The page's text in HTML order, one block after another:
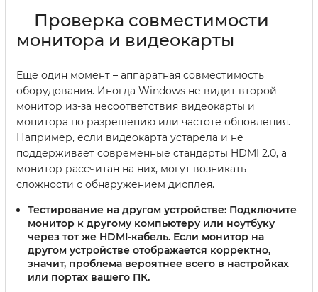
Проверка совместимости
монитора и видеокарты
Еще один момент – аппаратная совместимость
оборудования. Иногда Windows не видит второй
монитор из-за несоответствия видеокарты и
монитора по разрешению или частоте обновления.
Например, если видеокарта устарела и не
поддерживает современные стандарты HDMI 2.0, а
монитор рассчитан на них, могут возникать
сложности с обнаружением дисплея.
Тестирование на другом устройстве: Подключите
монитор к другому компьютеру или ноутбуку
через тот же HDMI-кабель. Если монитор на
другом устройстве отображается корректно,
значит, проблема вероятнее всего в настройках
или портах вашего ПК.